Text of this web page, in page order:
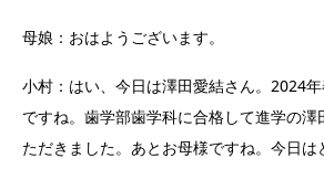
母娘：おはようございます。
小村：はい、今日は澤田愛結さん。2024
ですね。歯学部歯学科に合格して進学の
ただきました。あとお母様ですね。今日